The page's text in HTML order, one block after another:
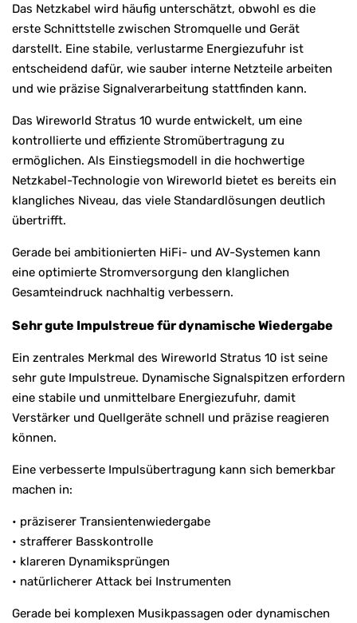
Das Netzkabel wird häufig unterschätzt, obwohl es die
erste Schnittstelle zwischen Stromquelle und Gerät
darstellt. Eine stabile, verlustarme Energiezufuhr ist
entscheidend dafür, wie sauber interne Netzteile arbeiten
und wie präzise Signalverarbeitung stattfinden kann.
Das Wireworld Stratus 10 wurde entwickelt, um eine
kontrollierte und effiziente Stromübertragung zu
ermöglichen. Als Einstiegsmodell in die hochwertige
Netzkabel-Technologie von Wireworld bietet es bereits ein
klangliches Niveau, das viele Standardlösungen deutlich
übertrifft.
Gerade bei ambitionierten HiFi- und AV-Systemen kann
eine optimierte Stromversorgung den klanglichen
Gesamteindruck nachhaltig verbessern.
Sehr gute Impulstreue für dynamische Wiedergabe
Ein zentrales Merkmal des Wireworld Stratus 10 ist seine
sehr gute Impulstreue. Dynamische Signalspitzen erfordern
eine stabile und unmittelbare Energiezufuhr, damit
Verstärker und Quellgeräte schnell und präzise reagieren
können.
Eine verbesserte Impulsübertragung kann sich bemerkbar
machen in:
• präziserer Transientenwiedergabe
• strafferer Basskontrolle
• klareren Dynamiksprüngen
• natürlicherer Attack bei Instrumenten
Gerade bei komplexen Musikpassagen oder dynamischen